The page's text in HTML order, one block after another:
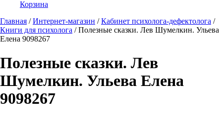
Корзина
Главная /Интернет-магазин /Кабинет психолога-дефектолога /
Книги для психолога /Полезные сказки. Лев Шумелкин. Ульева
Елена 9098267
Полезные сказки. Лев
Шумелкин. Ульева Елена
9098267